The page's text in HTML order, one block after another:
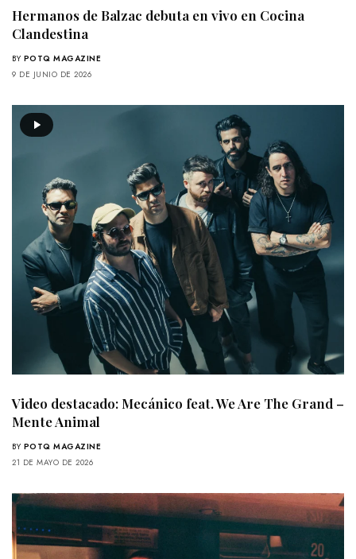
Hermanos de Balzac debuta en vivo en Cocina
Clandestina
BY POTQ MAGAZINE
9 DE JUNIO DE 2026
Video destacado: Mecánico feat. We Are The Grand –
Mente Animal
BY POTQ MAGAZINE
21 DE MAYO DE 2026